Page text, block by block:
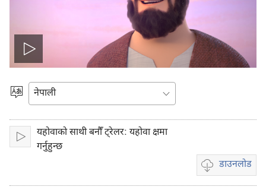
भिडियो
प्ले
गर्ने
भाषा
प्ले
यहोवाको साथी बनौँ ट्रेलर: यहोवा क्षमा
गर्नुहुन्छ
डाउनलोड
भिडियो
डाउनलोडका